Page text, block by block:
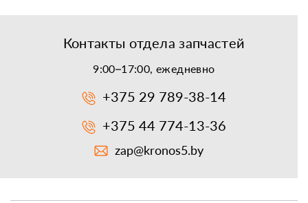
Контакты отдела запчастей
9:00–17:00, ежедневно
+375 29 789-38-14
+375 44 774-13-36
zap@kronos5.by